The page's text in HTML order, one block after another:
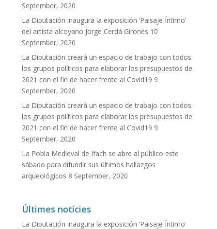
September, 2020
La Diputación inaugura la exposición ‘Paisaje Íntimo’
del artista alcoyano Jorge Cerdá Gironés 10
September, 2020
La Diputación creará un espacio de trabajo con todos
los grupos políticos para elaborar los presupuestos de
2021 con el fin de hacer frente al Covid19 9
September, 2020
La Diputación creará un espacio de trabajo con todos
los grupos políticos para elaborar los presupuestos de
2021 con el fin de hacer frente al Covid19 9
September, 2020
La Pobla Medieval de Ifach se abre al público este
sábado para difundir sus últimos hallazgos
arqueológicos 8 September, 2020
Últimes notícies
La Diputación inaugura la exposición ‘Paisaje Íntimo’